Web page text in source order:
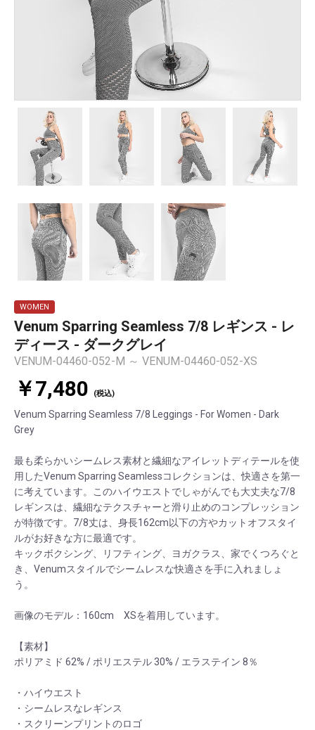
WOMEN
Venum Sparring Seamless 7/8 レギンス - レ
ディース - ダークグレイ
VENUM-04460-052-M ～ VENUM-04460-052-XS
￥7,480 (税込)
Venum Sparring Seamless 7/8 Leggings - For Women - Dark
Grey
最も柔らかいシームレス素材と繊細なアイレットディテールを使
用したVenum Sparring Seamlessコレクションは、快適さを第一
に考えています。このハイウエストでしゃがんでも大丈夫な7/8
レギンスは、繊細なテクスチャーと滑り止めのコンプレッション
が特徴です。7/8丈は、身長162cm以下の方やカットオフスタイ
ルがお好きな方に最適です。
キックボクシング、リフティング、ヨガクラス、家でくつろぐと
き、Venumスタイルでシームレスな快適さを手に入れましょ
う。
画像のモデル：160cm XSを着用しています。
【素材】
ポリアミド 62% / ポリエステル 30% / エラステイン 8％
・ハイウエスト
・シームレスなレギンス
・スクリーンプリントのロゴ